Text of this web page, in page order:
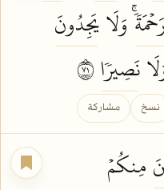
رَحۡمَةٗۚوَلَايَجِدُونَ
نَصِيرٗا
نسخ مشاركة
مِنكُمۡ